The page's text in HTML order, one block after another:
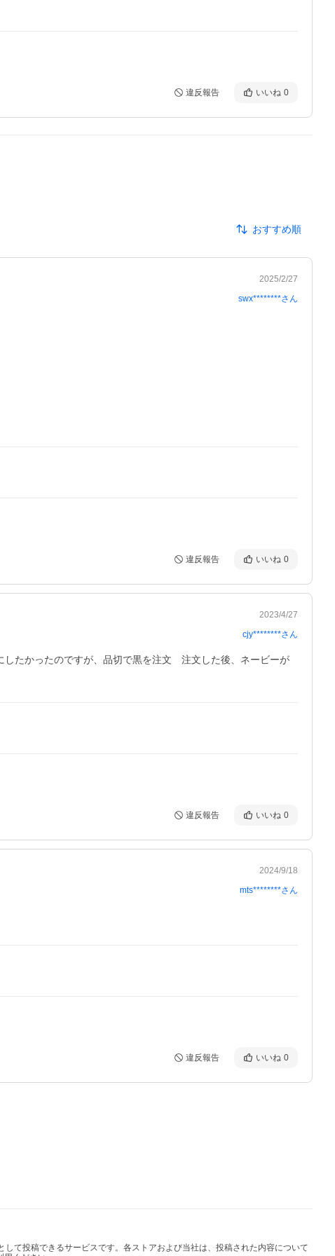
違反報告 いいね 0
おすすめ順
2025/2/27
swx********さん
違反報告 いいね 0
2023/4/27
cjy********さん
たかったのですが、品切で黒を注文　注文した後、ネービーが
違反報告 いいね 0
2024/9/18
mts********さん
違反報告 いいね 0
て投稿できるサービスです。各ストアおよび当社は、投稿された内容について